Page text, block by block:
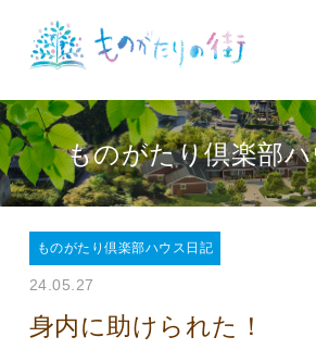
ものがたり倶楽部
ものがたり倶楽部ハウス日記
24.05.27
身内に助けられた！